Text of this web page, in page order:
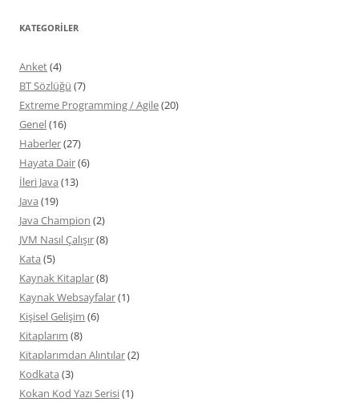
KATEGORILER
Anket(4)
BT Sözlüğü (7)
Extreme Programming / Agile(20)
Genel(16)
Haberler(27)
Hayata Dair(6)
İleri Java (13)
Java (19)
Java Champion (2)
JVM Nasıl Çalışır(8)
Kata (5)
Kaynak Kitaplar(8)
Kaynak Websayfalar(1)
Kişisel Gelişim (6)
Kitaplarım (8)
Kitaplarımdan Alıntılar(2)
Kodkata (3)
Kokan Kod Yazı Serisi(1)